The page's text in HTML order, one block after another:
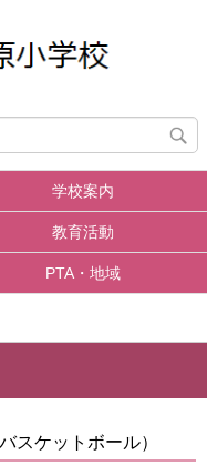
学校案内
教育活動
PTA・地域
スケットボール）